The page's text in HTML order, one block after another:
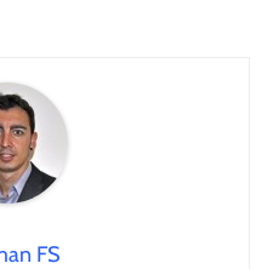
FS